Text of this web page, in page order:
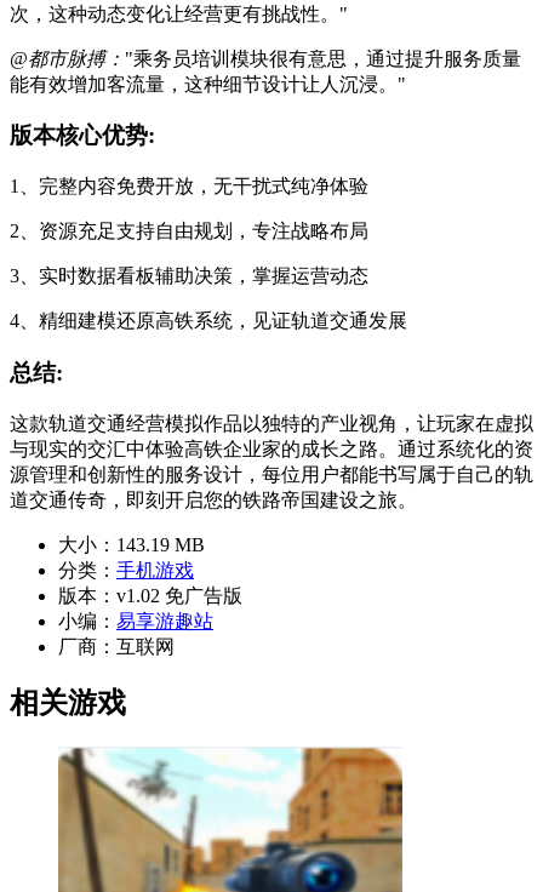
次，这种动态变化让经营更有挑战性。"
@都市脉搏： "乘务员培训模块很有意思，通过提升服务质量
能有效增加客流量，这种细节设计让人沉浸。"
版本核心优势:
1、完整内容免费开放，无干扰式纯净体验
2、资源充足支持自由规划，专注战略布局
3、实时数据看板辅助决策，掌握运营动态
4、精细建模还原高铁系统，见证轨道交通发展
总结:
这款轨道交通经营模拟作品以独特的产业视角，让玩家在虚拟
与现实的交汇中体验高铁企业家的成长之路。通过系统化的资
源管理和创新性的服务设计，每位用户都能书写属于自己的轨
道交通传奇，即刻开启您的铁路帝国建设之旅。
大小： 143.19 MB
分类： 手机游戏
版本： v1.02 免广告版
小编： 易享游趣站
厂商： 互联网
相关游戏